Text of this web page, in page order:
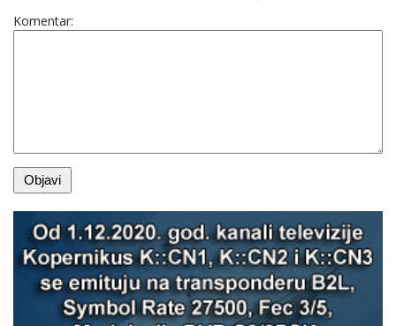
Komentar: